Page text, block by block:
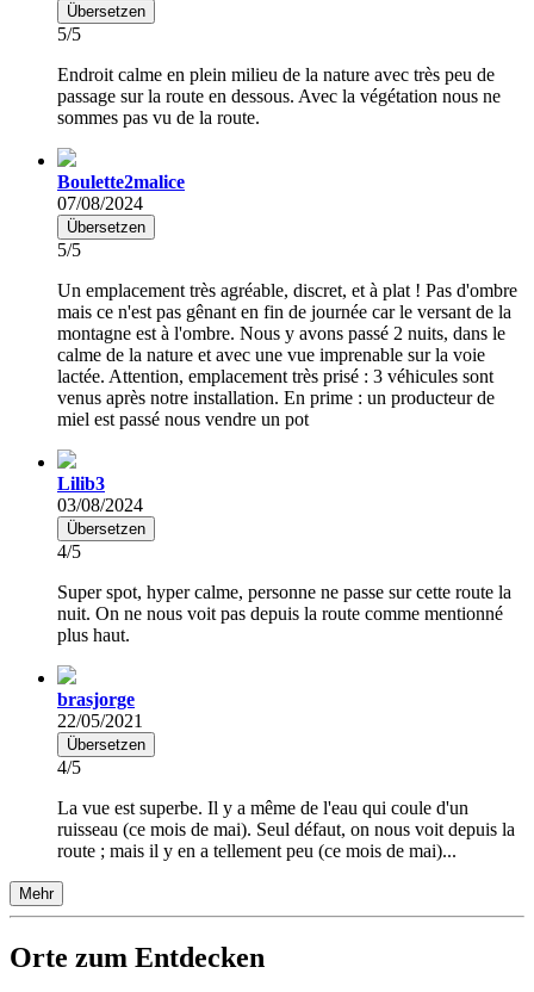
Übersetzen
5/5
Endroit calme en plein milieu de la nature avec très peu de
passage sur la route en dessous. Avec la végétation nous ne
sommes pas vu de la route.
Boulette2malice
07/08/2024
Übersetzen
5/5
Un emplacement très agréable, discret, et à plat ! Pas d'ombre
mais ce n'est pas gênant en fin de journée car le versant de la
montagne est à l'ombre. Nous y avons passé 2 nuits, dans le
calme de la nature et avec une vue imprenable sur la voie
lactée. Attention, emplacement très prisé : 3 véhicules sont
venus après notre installation. En prime : un producteur de
miel est passé nous vendre un pot
Lilib3
03/08/2024
Übersetzen
4/5
Super spot, hyper calme, personne ne passe sur cette route la
nuit. On ne nous voit pas depuis la route comme mentionné
plus haut.
brasjorge
22/05/2021
Übersetzen
4/5
La vue est superbe. Il y a même de l'eau qui coule d'un
ruisseau (ce mois de mai). Seul défaut, on nous voit depuis la
route ; mais il y en a tellement peu (ce mois de mai)...
Mehr
Orte zum Entdecken